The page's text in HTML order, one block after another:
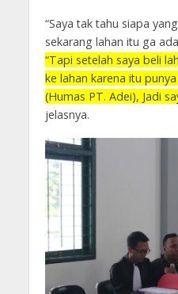
“Saya tak tahu siapa
sekarang lahan itu ga
“Tapi setelah saya beli
ke lahan karena itu
(Humas PT. Adei), Jadi
jelasnya.